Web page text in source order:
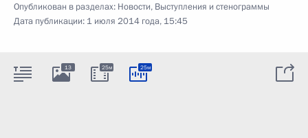
Опубликован в разделах: Новости, Выступления и стенограммы
Дата публикации: 1 июля 2014 года, 15:45
13 25м 25м